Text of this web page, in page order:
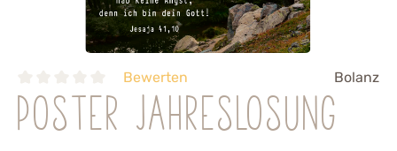
Bewerten Bolanz
Poster Jahreslosung